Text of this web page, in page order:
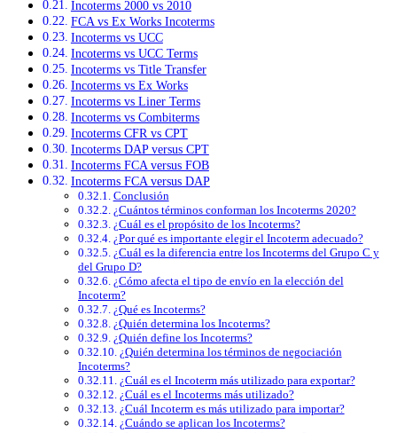
Incoterms 2000 vs 2010
FCA vs Ex Works Incoterms
Incoterms vs UCC
Incoterms vs UCC Terms
Incoterms vs Title Transfer
Incoterms vs Ex Works
Incoterms vs Liner Terms
Incoterms vs Combiterms
Incoterms CFR vs CPT
Incoterms DAP versus CPT
Incoterms FCA versus FOB
Incoterms FCA versus DAP
Conclusión
¿Cuántos términos conforman los Incoterms 2020?
¿Cuál es el propósito de los Incoterms?
¿Por qué es importante elegir el Incoterm adecuado?
¿Cuál es la diferencia entre los Incoterms del Grupo C y
del Grupo D?
¿Cómo afecta el tipo de envío en la elección del
Incoterm?
¿Qué es Incoterms?
¿Quién determina los Incoterms?
¿Quién define los Incoterms?
¿Quién determina los términos de negociación
Incoterms?
¿Cuál es el Incoterm más utilizado para exportar?
¿Cuál es el Incoterms más utilizado?
¿Cuál Incoterm es más utilizado para importar?
¿Cuándo se aplican los Incoterms?